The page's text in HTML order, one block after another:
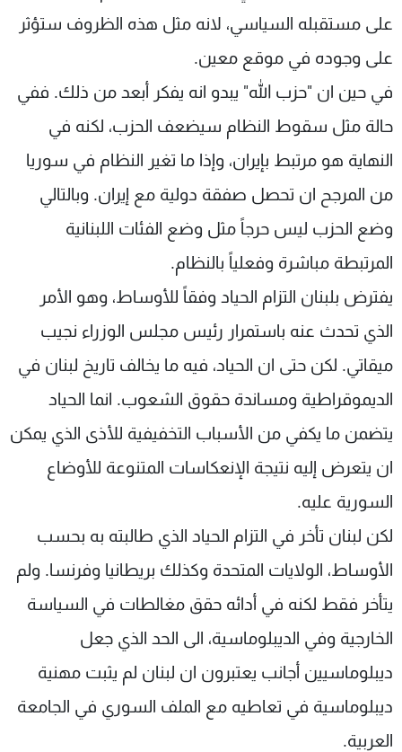
على مستقبله السياسي، لانه مثل هذه الظروف ستؤثر
على وجوده في موقع معين.
في حين ان "حزب الله" يبدو انه يفكر أبعد من ذلك. ففي
حالة مثل سقوط النظام سيضعف الحزب، لكنه في
النهاية هو مرتبط بإيران، وإذا ما تغير النظام في سوريا
من المرجح ان تحصل صفقة دولية مع إيران. وبالتالي
وضع الحزب ليس حرجاً مثل وضع الفئات اللبنانية
المرتبطة مباشرة وفعلياً بالنظام.
يفترض بلبنان التزام الحياد وفقاً للأوساط، وهو الأمر
الذي تحدث عنه باستمرار رئيس مجلس الوزراء نجيب
ميقاتي. لكن حتى ان الحياد، فيه ما يخالف تاريخ لبنان في
الديموقراطية ومساندة حقوق الشعوب. انما الحياد
يتضمن ما يكفي من الأسباب التخفيفية للأذى الذي يمكن
ان يتعرض إليه نتيجة الإنعكاسات المتنوعة للأوضاع
السورية عليه.
لكن لبنان تأخر في التزام الحياد الذي طالبته به بحسب
الأوساط، الولايات المتحدة وكذلك بريطانيا وفرنسا. ولم
يتأخر فقط لكنه في أدائه حقق مغالطات في السياسة
الخارجية وفي الديبلوماسية، الى الحد الذي جعل
ديبلوماسيين أجانب يعتبرون ان لبنان لم يثبت مهنية
ديبلوماسية في تعاطيه مع الملف السوري في الجامعة
العربية.